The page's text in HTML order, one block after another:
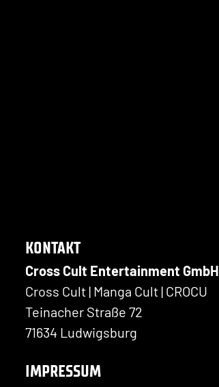
KONTAKT
Cross Cult Entertainment GmbH
Cross Cult | Manga Cult | CROCU
Teinacher Straße 72
71634 Ludwigsburg
IMPRESSUM